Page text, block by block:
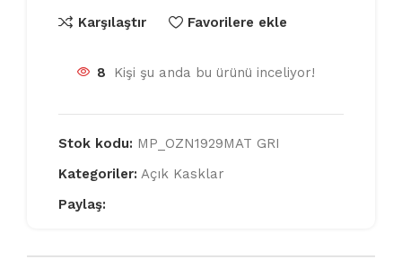
Karşılaştır Favorilere ekle
8 Kişi şu anda bu ürünü inceliyor!
Stok kodu: MP_OZN1929MAT GRI
Kategoriler: Açık Kasklar
Paylaş: